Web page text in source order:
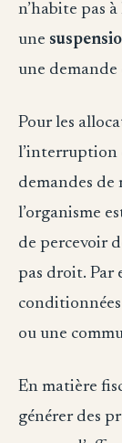
n’habite pas
une
une
Pour les
l’interruption
demandes de
l’organisme
de percevoir
pas droit. Par
ou une
En matière
générer des